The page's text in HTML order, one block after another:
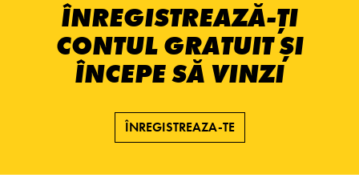
ÎNREGISTREAZĂ-ȚI
CONTUL GRATUIT ȘI
ÎNCEPE SĂ VINZI
ÎNREGISTREAZA-TE